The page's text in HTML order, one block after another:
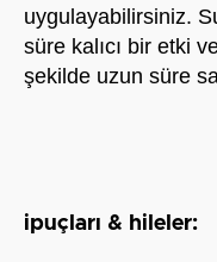
uygulayabilirsiniz.
süre kalıcı bir etki
şekilde uzun süre
ipuçları & hileler: